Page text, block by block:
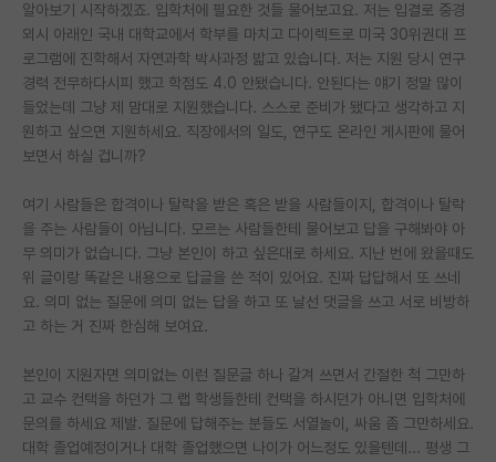
반도체/AI 게시판
장학금/장학생 게시판
학술 정보 게시판
홍보 게시판
커리어
유학교육
이벤트
반도체 아카데미
재팬라운지 🌸
알아보기 시작하겠죠. 입학처에 필요한 것들 물어보고요. 저는 입결로 중경
외시 아래인 국내 대학교에서 학부를 마치고 다이렉트로 미국 30위권대 프
로그램에 진학해서 자연과학 박사과정 밟고 있습니다. 저는 지원 당시 연구
경력 전무하다시피 했고 학점도 4.0 안됐습니다. 안된다는 얘기 정말 많이
들었는데 그냥 제 맘대로 지원했습니다. 스스로 준비가 됐다고 생각하고 지
원하고 싶으면 지원하세요. 직장에서의 일도, 연구도 온라인 게시판에 물어
보면서 하실 겁니까?
여기 사람들은 합격이나 탈락을 받은 혹은 받을 사람들이지, 합격이나 탈락
을 주는 사람들이 아닙니다. 모르는 사람들한테 물어보고 답을 구해봐야 아
무 의미가 없습니다. 그냥 본인이 하고 싶은대로 하세요. 지난 번에 왔을때도
위 글이랑 똑같은 내용으로 답글을 쓴 적이 있어요. 진짜 답답해서 또 쓰네
요. 의미 없는 질문에 의미 없는 답을 하고 또 날선 댓글을 쓰고 서로 비방하
고 하는 거 진짜 한심해 보여요.
본인이 지원자면 의미없는 이런 질문글 하나 갈겨 쓰면서 간절한 척 그만하
고 교수 컨택을 하던가 그 랩 학생들한테 컨택을 하시던가 아니면 입학처에
문의를 하세요 제발. 질문에 답해주는 분들도 서열놀이, 싸움 좀 그만하세요.
대학 졸업예정이거나 대학 졸업했으면 나이가 어느정도 있을텐데... 평생 그